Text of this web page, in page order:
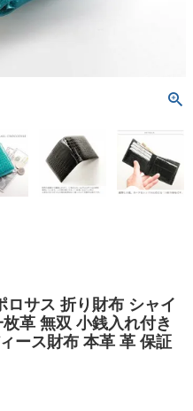
ロサス 折り財布 シャイ
革 無双 小銭入れ付き
ース財布 本革 革 保証